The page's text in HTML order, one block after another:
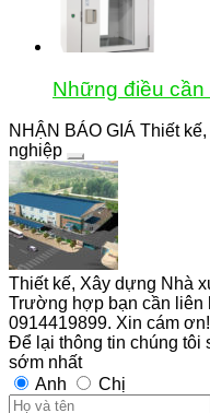
Những điều
NHẬN BÁO GIÁ Thiết
nghiệp
Thiết kế, Xây dựng Nhà
Trường hợp bạn cần liên
0914419899. Xin cám ơn!
Để lại thông tin chúng tôi
sớm nhất
Anh
Chị